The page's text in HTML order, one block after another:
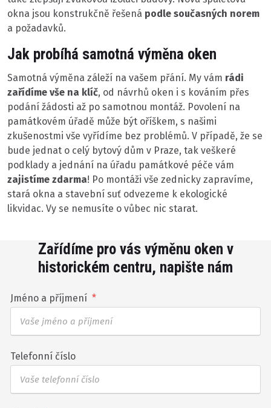
okna jsou konstrukčně řešená podle současných norem
a požadavků.
Jak probíhá samotná výměna oken
Samotná výměna záleží na vašem přání. My vám rádi
zařídíme vše na klíč, od návrhů oken i s kováním přes
podání žádosti až po samotnou montáž. Povolení na
památkovém úřadě může být oříškem, s našimi
zkušenostmi vše vyřídíme bez problémů. V případě, že se
bude jednat o celý bytový dům v Praze, tak veškeré
podklady a jednání na úřadu památkové péče vám
zajistíme zdarma! Po montáži vše zednicky zapravíme,
stará okna a stavební suť odvezeme k ekologické
likvidac. Vy se nemusíte o vůbec nic starat.
Zařídíme pro vás výměnu oken v
historickém centru, napište nám
Jméno a příjmení *
Telefonní číslo